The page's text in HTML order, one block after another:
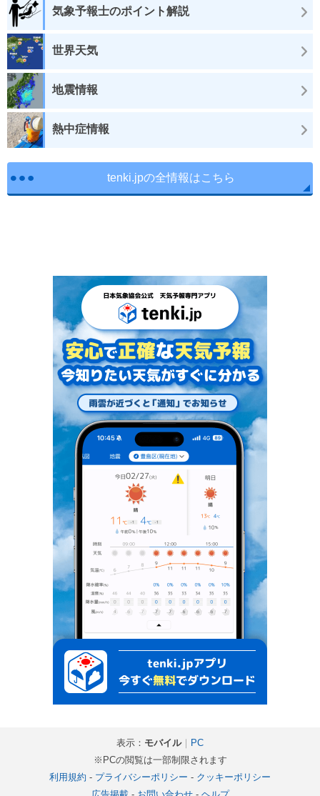
気象予報士のポイント解説
世界天気
地震情報
熱中症情報
tenki.jpの全情報はこちら
表示： モバイル｜ PC
※PCの閲覧は一部制限されます
利用規約 - プライバシーポリシー - クッキーポリシー